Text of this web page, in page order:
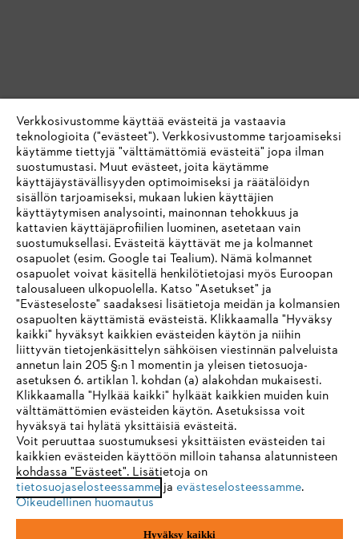
IHR BROWSER WIRD NICHT
UNTERSTÜTZT
Sie nutzen einen Browser, den wir noch nicht unterstützen. Für
eine optimale Nutzung unserer Seite empfehlen wir Ihnen, zu
einem der folgenden Browser zu wechseln:
Firefox Chrome
Verkkosivustomme käyttää evästeitä ja vastaavia
teknologioita ("evästeet"). Verkkosivustomme tarjoamiseksi
käytämme tiettyjä "välttämättömiä evästeitä" jopa ilman
suostumustasi. Muut evästeet, joita käytämme
käyttäjäystävällisyyden optimoimiseksi ja räätälöidyn
sisällön tarjoamiseksi, mukaan lukien käyttäjien
käyttäytymisen analysointi, mainonnan tehokkuus ja
kattavien käyttäjäprofiilien luominen, asetetaan vain
suostumuksellasi. Evästeitä käyttävät me ja kolmannet
osapuolet (esim. Google tai Tealium). Nämä kolmannet
osapuolet voivat käsitellä henkilötietojasi myös Euroopan
talousalueen ulkopuolella. Katso "Asetukset" ja
"Evästeseloste" saadaksesi lisätietoja meidän ja kolmansien
osapuolten käyttämistä evästeistä. Klikkaamalla "Hyväksy
kaikki" hyväksyt kaikkien evästeiden käytön ja niihin
liittyvän tietojenkäsittelyn sähköisen viestinnän palveluista
annetun lain 205 §:n 1 momentin ja yleisen tietosuoja-
asetuksen 6. artiklan 1. kohdan (a) alakohdan mukaisesti.
Klikkaamalla "Hylkää kaikki" hylkäät kaikkien muiden kuin
välttämättömien evästeiden käytön. Asetuksissa voit
hyväksyä tai hylätä yksittäisiä evästeitä.
Voit peruuttaa suostumuksesi yksittäisten evästeiden tai
kaikkien evästeiden käyttöön milloin tahansa alatunnisteen
kohdassa "Evästeet". Lisätietoja on
tietosuojaselosteessammeja evästeselosteessamme.
Oikeudellinen huomautus
Hyväksy kaikki